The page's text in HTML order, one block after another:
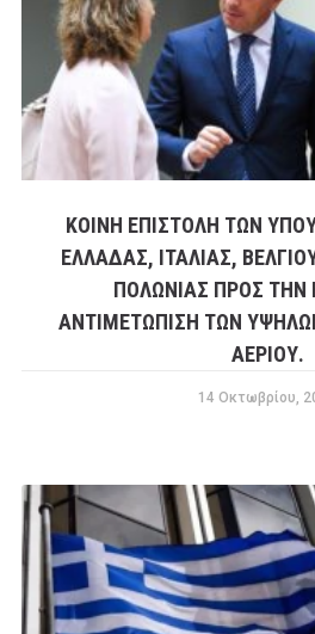
ΚΟΙΝΉ ΕΠΙΣΤΟΛΉ ΤΩΝ
ΕΛΛΆΔΑΣ, ΙΤΑΛΊΑΣ,
ΠΟΛΩΝΊΑΣ ΠΡΟΣ ΤΗΝ
ΑΝΤΙΜΕΤΏΠΙΣΗ ΤΩΝ
ΑΕΡΊΟΥ.
14 Οκτωβρίου,